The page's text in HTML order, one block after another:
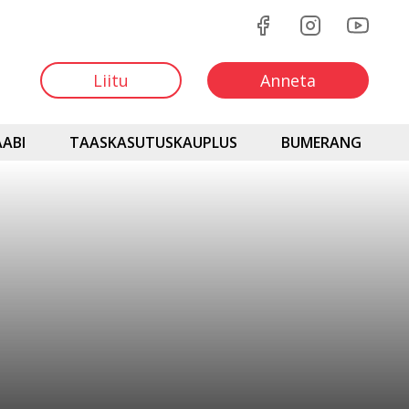
Liitu Anneta
TAASKASUTUSKAUPLUS BUMERANG